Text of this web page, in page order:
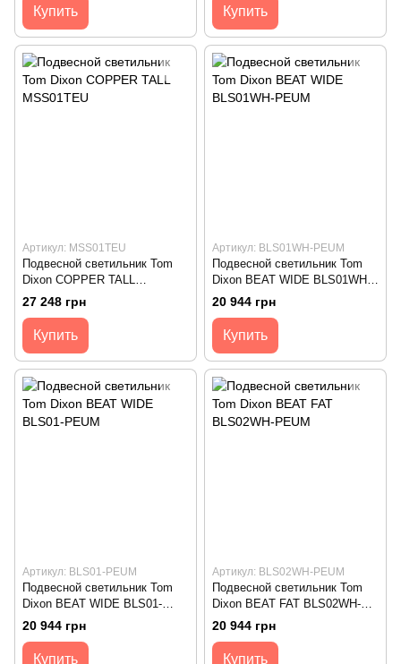
Купить Купить
Артикул: MSS01TEU
Подвесной светильник Tom
Dixon COPPER TALL
MSS01TEU
27 248 грн
Купить
Артикул: BLS01WH-PEUM
Подвесной светильник Tom
Dixon BEAT WIDE BLS01WH-
PEUM
20 944 грн
Купить
Артикул: BLS01-PEUM
Подвесной светильник Tom
Dixon BEAT WIDE BLS01-
PEUM
20 944 грн
Купить
Артикул: BLS02WH-PEUM
Подвесной светильник Tom
Dixon BEAT FAT BLS02WH-
PEUM
20 944 грн
Купить